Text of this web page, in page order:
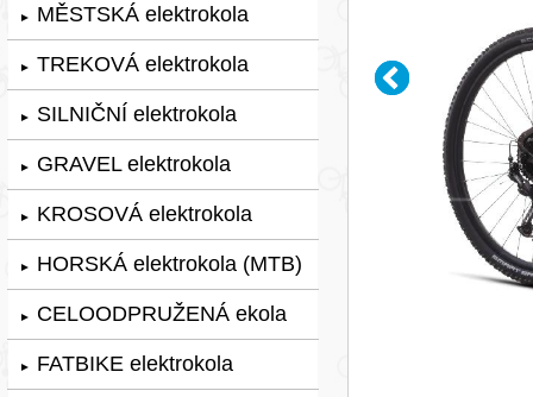
► MĚSTSKÁ elektrokola
► TREKOVÁ elektrokola
► SILNIČNÍ elektrokola
► GRAVEL elektrokola
► KROSOVÁ elektrokola
► HORSKÁ elektrokola (MTB)
► CELOODPRUŽENÁ ekola
► FATBIKE elektrokola